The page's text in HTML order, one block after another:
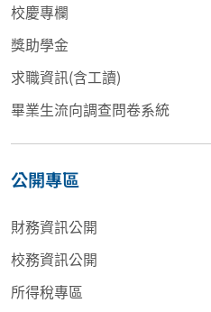
校慶專欄
獎助學金
求職資訊(含工讀)
畢業生流向調查問卷系統
公開專區
財務資訊公開
校務資訊公開
所得稅專區